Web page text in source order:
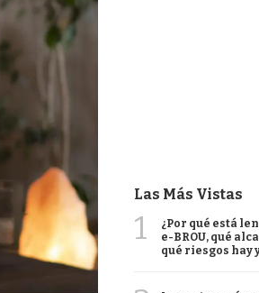
Las Más Vistas
1
¿Por qué está
e-BROU, qué
qué riesgos hay